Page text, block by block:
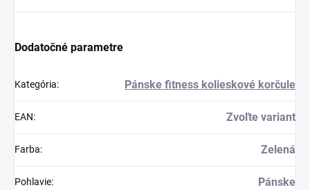
Dodatočné parametre
Kategória: Pánske fitness kolieskové korčule
EAN: Zvoľte variant
Farba: Zelená
Pohlavie: Pánske